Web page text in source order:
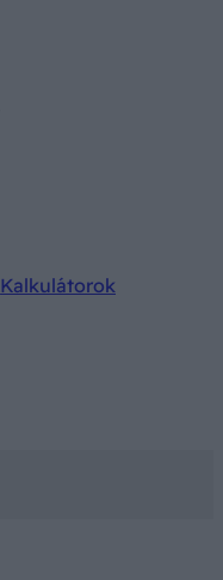
Kalkulátorok